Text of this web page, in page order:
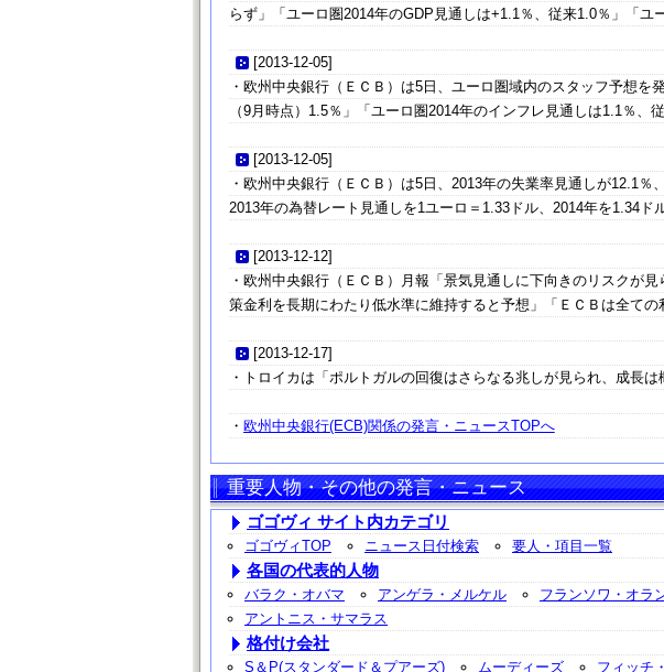
らず」「ユーロ圏2014年のGDP見通しは+1.1％、従来1.0％」「ユ
[2013-12-05]
・欧州中央銀行（ＥＣＢ）は5日、ユーロ圏域内のスタッフ予想
（9月時点）1.5％」「ユーロ圏2014年のインフレ見通しは1.1％、
[2013-12-05]
・欧州中央銀行（ＥＣＢ）は5日、2013年の失業率見通しが12.1％
2013年の為替レート見通しを1ユーロ＝1.33ドル、2014年を1.34ド
[2013-12-12]
・欧州中央銀行（ＥＣＢ）月報「景気見通しに下向きのリスクが
策金利を長期にわたり低水準に維持すると予想」「ＥＣＢは全ての
[2013-12-17]
・トロイカは「ポルトガルの回復はさらなる兆しが見られ、成長
・ 欧州中央銀行(ECB)関係の発言・ニュースTOPへ
重要人物・その他の発言・ニュース
ゴゴヴィ サイト内カテゴリ
ゴゴヴィTOP ニュース日付検索 要人・項目一覧
各国の代表的人物
バラク・オバマ アンゲラ・メルケル フランソワ・オラ
アントニス・サマラス
格付け会社
S＆P(スタンダード＆プアーズ) ムーディーズ フィッチ